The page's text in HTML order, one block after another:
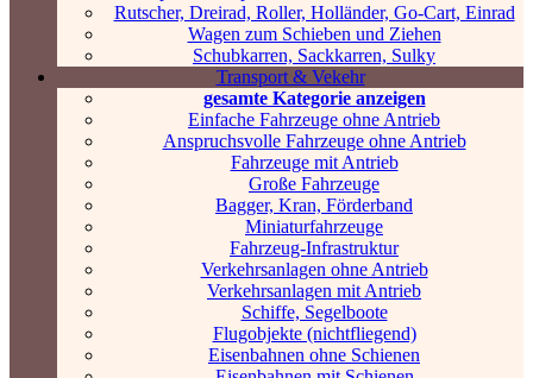
Rutscher, Dreirad, Roller, Holländer, Go-Cart, Einrad
Wagen zum Schieben und Ziehen
Schubkarren, Sackkarren, Sulky
Transport & Vekehr
gesamte Kategorie anzeigen
Einfache Fahrzeuge ohne Antrieb
Anspruchsvolle Fahrzeuge ohne Antrieb
Fahrzeuge mit Antrieb
Große Fahrzeuge
Bagger, Kran, Förderband
Miniaturfahrzeuge
Fahrzeug-Infrastruktur
Verkehrsanlagen ohne Antrieb
Verkehrsanlagen mit Antrieb
Schiffe, Segelboote
Flugobjekte (nichtfliegend)
Eisenbahnen ohne Schienen